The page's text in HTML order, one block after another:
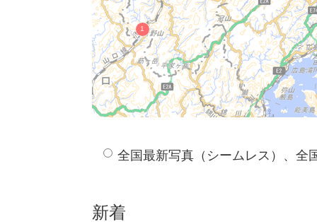
全国最新写真（シームレス）、全
新着